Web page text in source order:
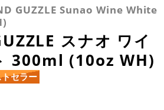
GUZZLE Sunao Wine White
スナオ ワイ
300ml (10oz WH)
セラー